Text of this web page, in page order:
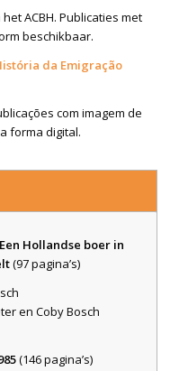
ACBH. Publicaties met
beschikbaar.
da Emigração
com imagem de
forma digital.
Een Hollandse boer in
(97 pagina’s)
en Coby Bosch
(146 pagina’s)